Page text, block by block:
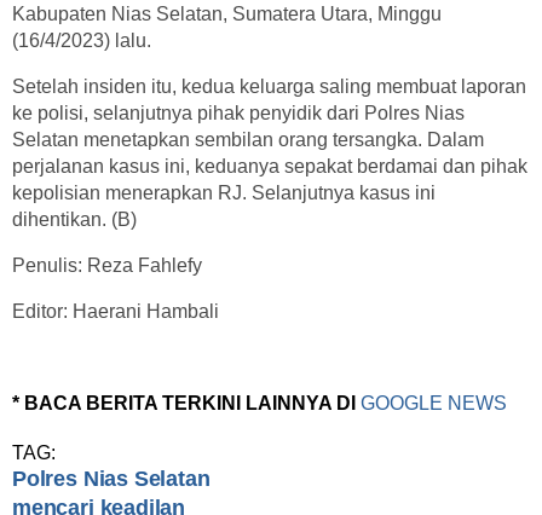
Kabupaten Nias Selatan, Sumatera Utara, Minggu
(16/4/2023) lalu.
Setelah insiden itu, kedua keluarga saling membuat laporan
ke polisi, selanjutnya pihak penyidik dari Polres Nias
Selatan menetapkan sembilan orang tersangka. Dalam
perjalanan kasus ini, keduanya sepakat berdamai dan pihak
kepolisian menerapkan RJ. Selanjutnya kasus ini
dihentikan. (B)
Penulis: Reza Fahlefy
Editor: Haerani Hambali
* BACA BERITA TERKINI LAINNYA DI GOOGLE NEWS
TAG:
Polres Nias Selatan
mencari keadilan